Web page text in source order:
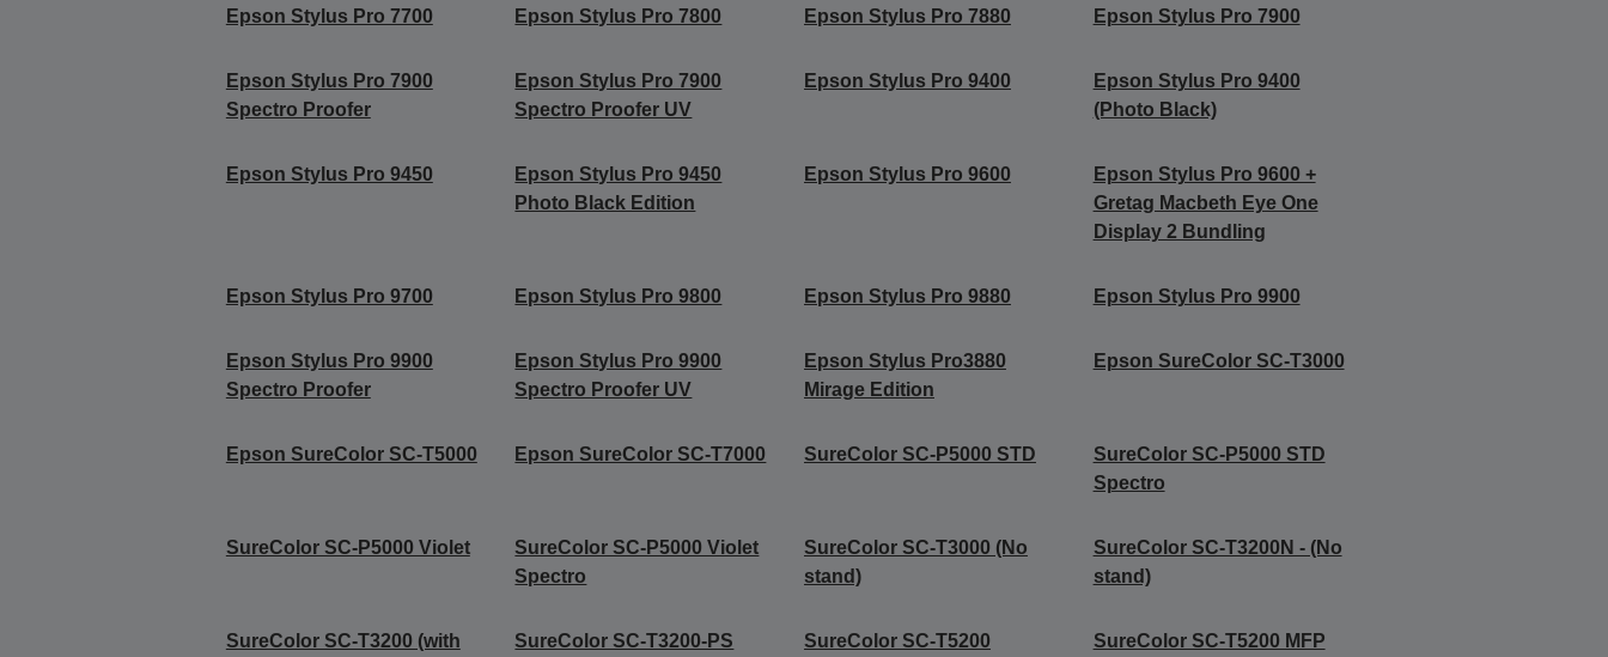
Epson Stylus Pro 7700 Epson Stylus Pro 7800 Epson Stylus Pro 7880 Epson Stylus Pro 7900
Epson Stylus Pro 7900
Spectro Proofer
Epson Stylus Pro 7900
Spectro Proofer UV
Epson Stylus Pro 9400
Epson Stylus Pro 9400
(Photo Black)
Epson Stylus Pro 9450
Epson Stylus Pro 9450
Photo Black Edition
Epson Stylus Pro 9600
Epson Stylus Pro 9600 +
Gretag Macbeth Eye One
Display 2 Bundling
Epson Stylus Pro 9700 Epson Stylus Pro 9800 Epson Stylus Pro 9880 Epson Stylus Pro 9900
Epson Stylus Pro 9900
Spectro Proofer
Epson Stylus Pro 9900
Spectro Proofer UV
Epson Stylus Pro3880
Mirage Edition
Epson SureColor SC-T3000
Epson SureColor SC-T5000 Epson SureColor SC-T7000 SureColor SC-P5000 STD
SureColor SC-P5000 STD
Spectro
SureColor SC-P5000 Violet
SureColor SC-P5000 Violet
Spectro
SureColor SC-T3000 (No
stand)
SureColor SC-T3200N - (No
stand)
SureColor SC-T3200 (with
SureColor SC-T3200-PS
SureColor SC-T5200
SureColor SC-T5200 MFP